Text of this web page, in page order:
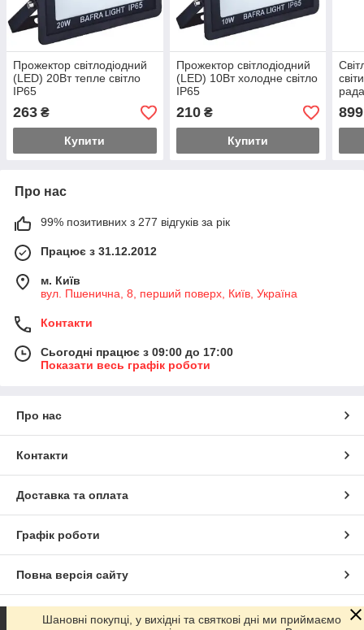
Прожектор світлодіодний
(LED) 20Вт тепле світло
IP65
263 ₴
Купити
Прожектор світлодіодний
(LED) 10Вт холодне світло
IP65
210₴
Купити
899
Про нас
99% позитивних з 277 відгуків за рік
Працює з 31.12.2012
м. Київ
вул. Пшенична, 8, перший поверх, Київ, Україна
Контакти
Сьогодні працює з 09:00 до 17:00
Показати весь графік роботи
Про нас
Контакти
Доставка та оплата
Графік роботи
Повна версія сайту
Сайт створено на маркетплейсіProm.ua
Шановні покупці, у вихідні та святкові дні ми приймаємо